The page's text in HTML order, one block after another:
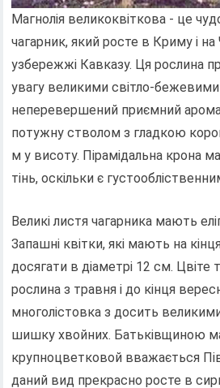
Магнолія великоквіткова - це
чагарник, який росте в Криму і
узбережжі Кавказу. Ця рослина
увагу великими світло-
неперевершений приємний
потужну стволом з гладкою
м у висоту. Пірамідальна крона
тінь, оскільки є
Великі листя чагарника мають
Запашні квітки, які мають на
досягати в діаметрі 12 см. Цвіте
рослина з травня і до кінця
многолістовка з досить
шишку хвойних. Батьківщиною
крупноцветковой вважається
даний вид прекрасно росте в